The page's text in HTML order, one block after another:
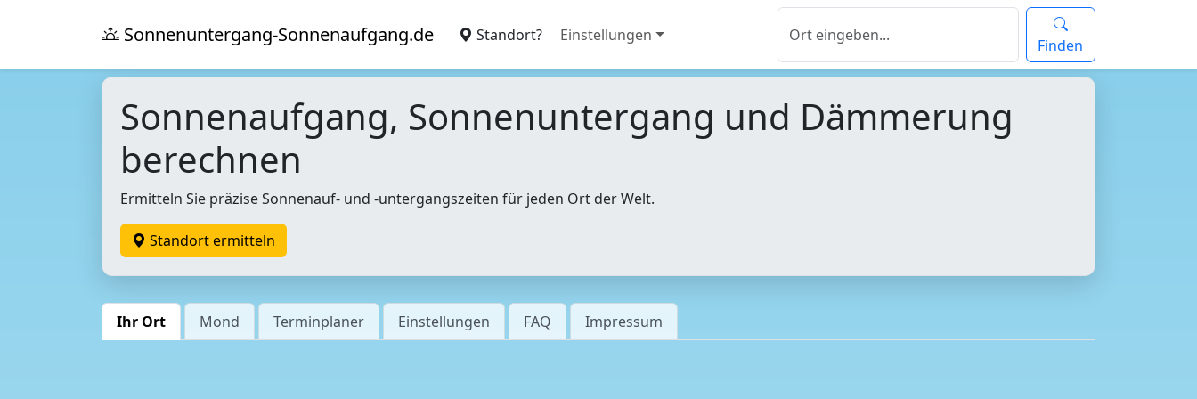
Sonnenuntergang-Sonnenaufgang.de Standort? Einstellungen
Finden
Sonnenaufgang, Sonnenuntergang und Dämmerung
berechnen
Ermitteln Sie präzise Sonnenauf- und -untergangszeiten für jeden Ort der Welt.
Standort ermitteln
Ihr Ort Mond Terminplaner Einstellungen FAQ Impressum